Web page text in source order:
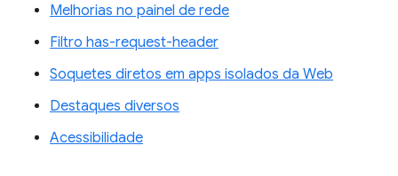
Melhorias no painel de rede
Filtro has-request-header
Soquetes diretos em apps isolados da Web
Destaques diversos
Acessibilidade